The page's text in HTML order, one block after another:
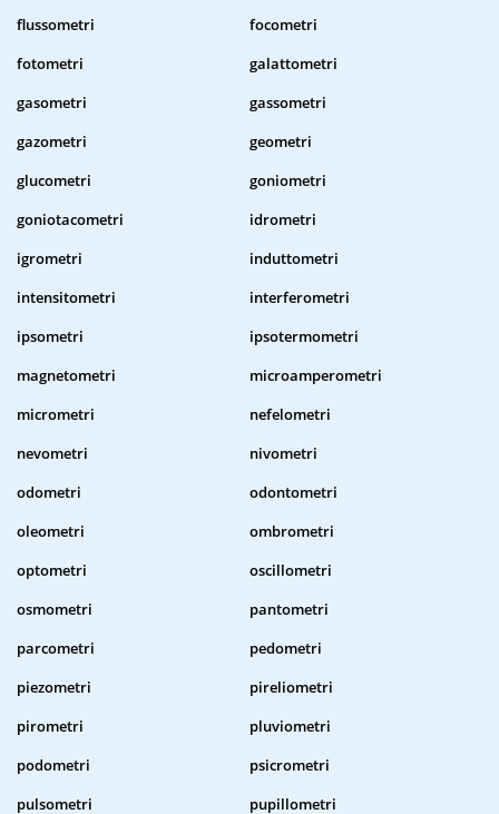
flussometri
focometri
fotometri
galattometri
gasometri
gassometri
gazometri
geometri
glucometri
goniometri
goniotacometri
idrometri
igrometri
induttometri
intensitometri
interferometri
ipsometri
ipsotermometri
magnetometri
microamperometri
micrometri
nefelometri
nevometri
nivometri
odometri
odontometri
oleometri
ombrometri
optometri
oscillometri
osmometri
pantometri
parcometri
pedometri
piezometri
pireliometri
pirometri
pluviometri
podometri
psicrometri
pulsometri
pupillometri